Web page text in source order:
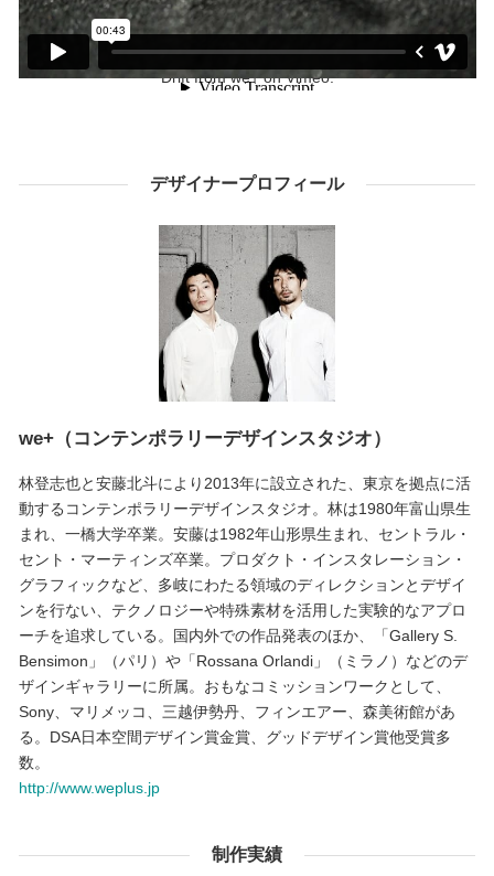
Driftfromwe+onVimeo.
デザイナープロフィール
we+（コンテンポラリーデザインスタジオ）
林登志也と安藤北斗により2013年に設立された、東京を拠点に活
動するコンテンポラリーデザインスタジオ。林は1980年富山県生
まれ、一橋大学卒業。安藤は1982年山形県生まれ、セントラル・
セント・マーティンズ卒業。プロダクト・インスタレーション・
グラフィックなど、多岐にわたる領域のディレクションとデザイ
ンを行ない、テクノロジーや特殊素材を活用した実験的なアプロ
ーチを追求している。国内外での作品発表のほか、「Gallery S.
Bensimon」（パリ）や「Rossana Orlandi」（ミラノ）などのデ
ザインギャラリーに所属。おもなコミッションワークとして、
Sony、マリメッコ、三越伊勢丹、フィンエアー、森美術館があ
る。DSA日本空間デザイン賞金賞、グッドデザイン賞他受賞多
数。
http://www.weplus.jp
制作実績